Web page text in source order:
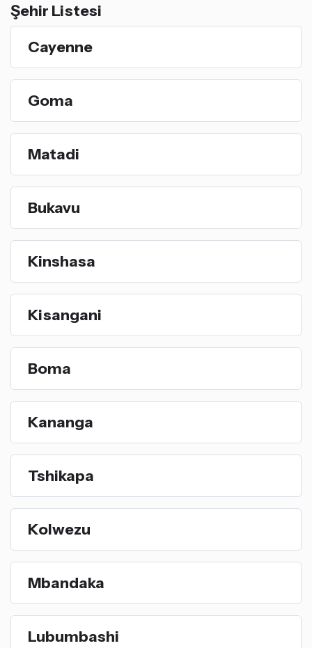
Şehir Listesi
Cayenne
Goma
Matadi
Bukavu
Kinshasa
Kisangani
Boma
Kananga
Tshikapa
Kolwezu
Mbandaka
Lubumbashi